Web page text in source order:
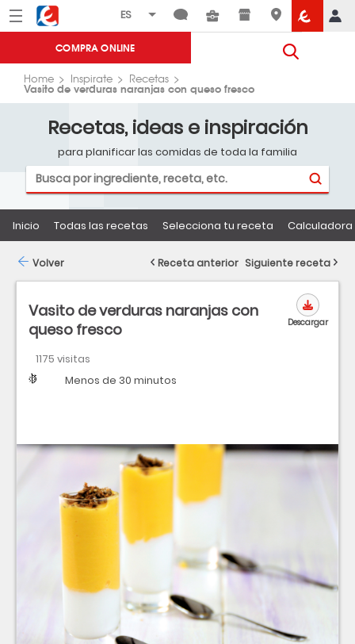
Menú Eroski
COMPRA ONLINE
Home Inspirate Recetas
Vasito de verduras naranjas con queso fresco
Recetas, ideas e inspiración
para planificar las comidas de toda la familia
Inicio Todas las recetas Selecciona tu receta
Vasito de verduras naranjas con
queso fresco
1175 visitas
Dificultad
Tiempo Menos de 30 minutos
Descargar
Volver Receta anterior Siguiente receta